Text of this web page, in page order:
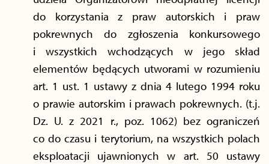
do korzystania z praw autorskich i praw
pokrewnych do zgłoszenia konkursowego
i wszystkich wchodzących w jego skład
elementów będących utworami w rozumieniu
art. 1 ust. 1 ustawy z dnia 4 lutego 1994 roku
o prawie autorskim i prawach pokrewnych. (t.j.
Dz. U. z 2021 r., poz. 1062) bez ograniczeń
co do czasu i terytorium, na wszystkich polach
eksploatacji ujawnionych w art. 50 ustawy